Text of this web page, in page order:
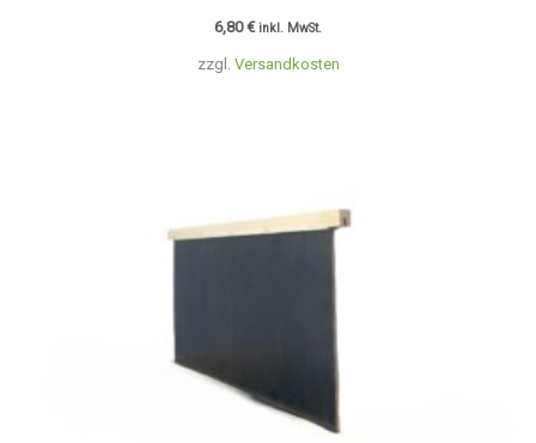
zzgl. Versandkosten
6,80€ inkl. MwSt.